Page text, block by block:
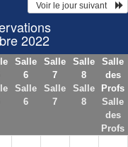
  Voir le jour suivant
2022
Salle
6
Salle
6
Salle
7
Salle
7
Salle
8
Salle
8
Salle
des
Profs
Salle
des
Profs